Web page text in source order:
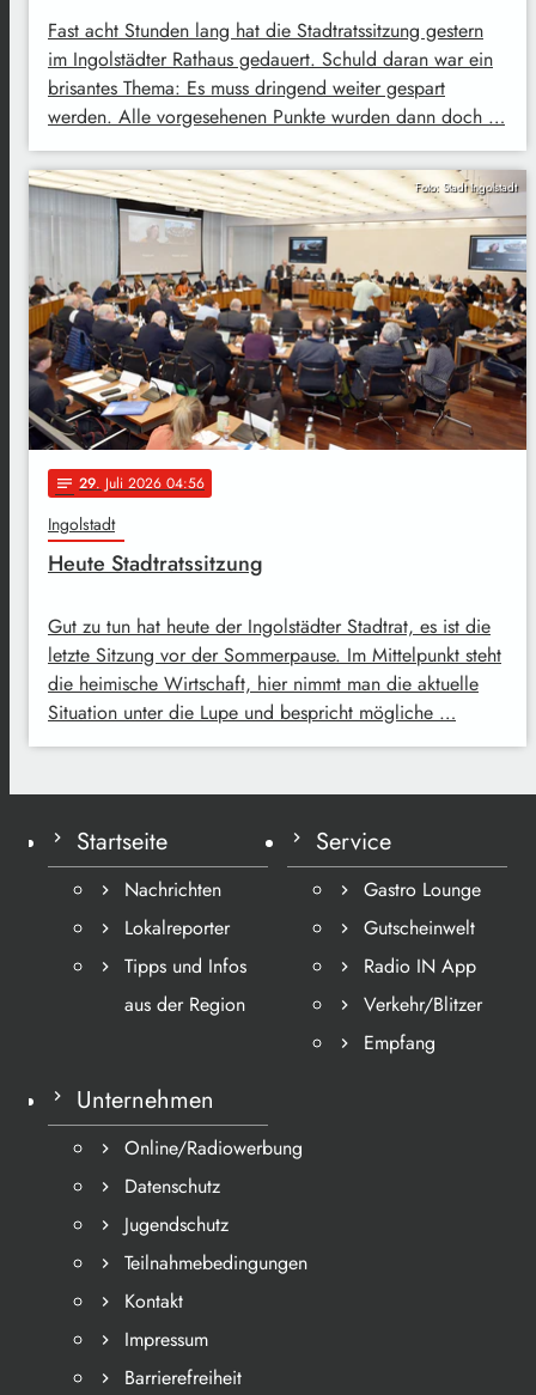
Fast acht Stunden lang hat die Stadtratssitzung gestern
im Ingolstädter Rathaus gedauert. Schuld daran war ein
brisantes Thema: Es muss dringend weiter gespart
werden. Alle vorgesehenen Punkte wurden dann doch …
Foto: Stadt Ingolstadt
notes 29. Juli 2026 04:56
Ingolstadt
Heute Stadtratssitzung
Gut zu tun hat heute der Ingolstädter Stadtrat, es ist die
letzte Sitzung vor der Sommerpause. Im Mittelpunkt steht
die heimische Wirtschaft, hier nimmt man die aktuelle
Situation unter die Lupe und bespricht mögliche …
Startseite
Nachrichten
Lokalreporter
Tipps und Infos
aus der Region
Service
Gastro Lounge
Gutscheinwelt
Radio IN App
Verkehr/Blitzer
Empfang
Unternehmen
Online/Radiowerbung
Datenschutz
Jugendschutz
Teilnahmebedingungen
Kontakt
Impressum
Barrierefreiheit